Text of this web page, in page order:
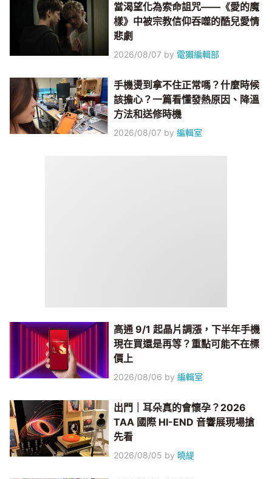
當渴望化為索命詛咒——《愛的魔
樣》中被宗教信仰吞噬的酷兒愛情
悲劇
2026/08/07 by 電獺編輯部
手機燙到拿不住正常嗎？什麼時候
該擔心？一篇看懂發熱原因、降溫
方法和送修時機
2026/08/07 by編輯室
高通 9/1 起晶片調漲，下半年手機
現在買還是再等？重點可能不在標
價上
2026/08/06 by編輯室
出門｜耳朵真的會懷孕？2026
TAA 國際 HI-END 音響展現場搶
先看
2026/08/05 by 曉緹